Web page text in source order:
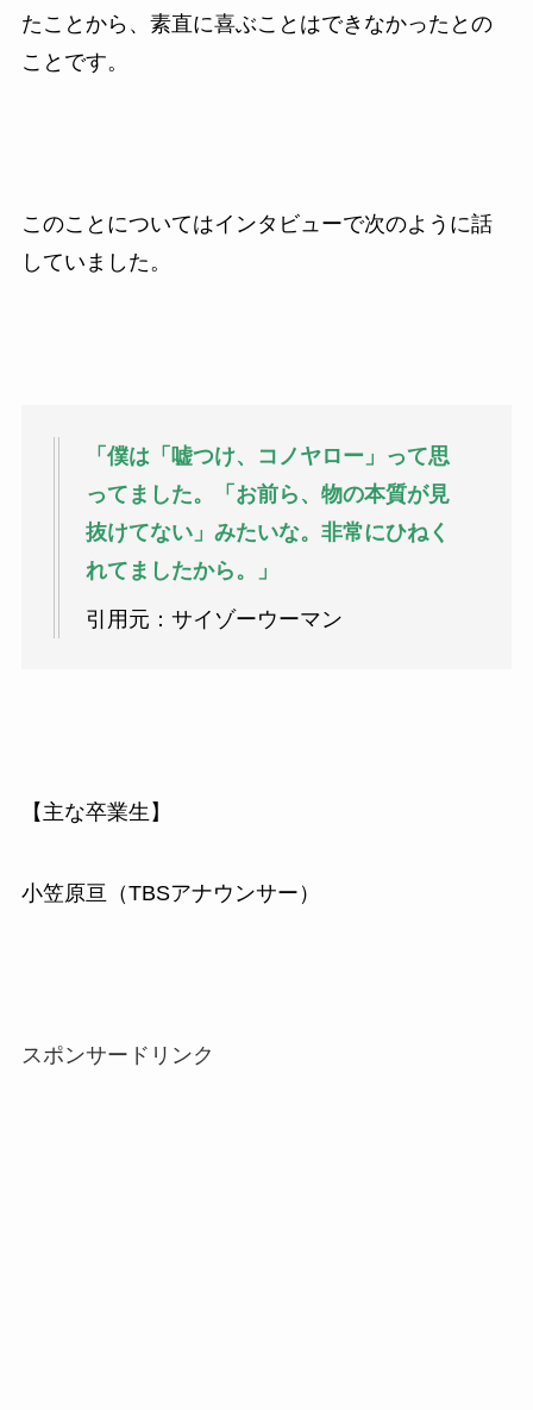
たことから、素直に喜ぶことはできなかったとの
ことです。
このことについてはインタビューで次のように話
していました。
「僕は「嘘つけ、コノヤロー」って思
ってました。「お前ら、物の本質が見
抜けてない」みたいな。非常にひねく
れてましたから。」
引用元：サイゾーウーマン
【主な卒業生】
小笠原亘（TBSアナウンサー）
スポンサードリンク